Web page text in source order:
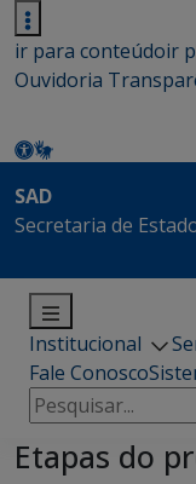
ir para conteúdoir
Ouvidoria
SAD
Secretaria de
Institucional
Fale Conosco
Pesquisar
por:
Etapas do